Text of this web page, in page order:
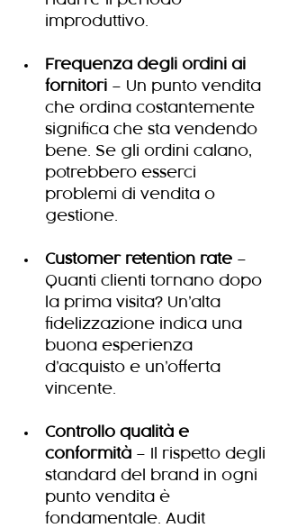
improduttivo.
Frequenza degli ordini ai
fornitori – Un punto vendita
che ordina costantemente
significa che sta vendendo
bene. Se gli ordini calano,
potrebbero esserci
problemi di vendita o
gestione.
Customer retention rate –
Quanti clienti tornano dopo
la prima visita? Un’alta
fidelizzazione indica una
buona esperienza
d’acquisto e un’offerta
vincente.
Controllo qualità e
conformità – Il rispetto degli
standard del brand in ogni
punto vendita è
fondamentale. Audit